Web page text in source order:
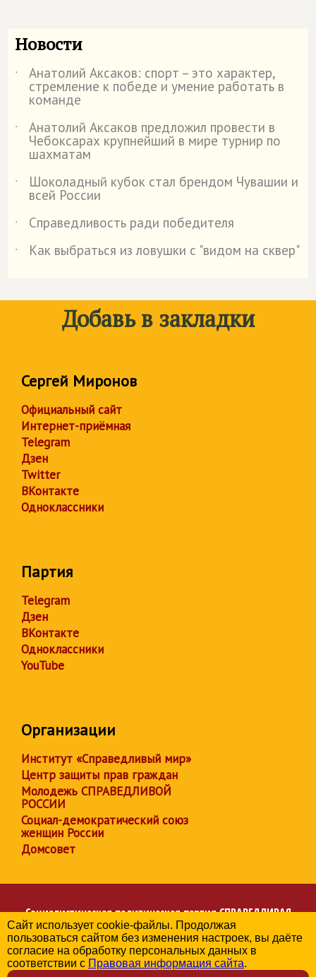
Новости
˙ Анатолий Аксаков: спорт – это характер,
стремление к победе и умение работать в
команде
˙
Анатолий Аксаков предложил провести в
Чебоксарах крупнейший в мире турнир по
шахматам
˙
Шоколадный кубок стал брендом Чувашии и
всей России
˙
Справедливость ради победителя
˙
Как выбраться из ловушки с "видом на сквер"
Добавь в закладки
Сергей Миронов
Официальный сайт
Интернет-приёмная
Telegram
Дзен
Twitter
ВКонтакте
Одноклассники
Партия
Telegram
Дзен
ВКонтакте
Одноклассники
YouTube
Организации
Институт «Справедливый мир»
Центр защиты прав граждан
Молодежь СПРАВЕДЛИВОЙ
РОССИИ
Социал-демократический союз
женщин России
Домсовет
Социалистическая политическая партияСПРАВЕДЛИВАЯ
РОССИЯ
Региональное отделение партии в Чувашской Республике
© 2006-2026
Сайт использует cookie-файлы. Продолжая
пользоваться сайтом без изменения настроек, вы даёте
согласие на обработку персональных данных в
соответствии с Правовая информация сайта.